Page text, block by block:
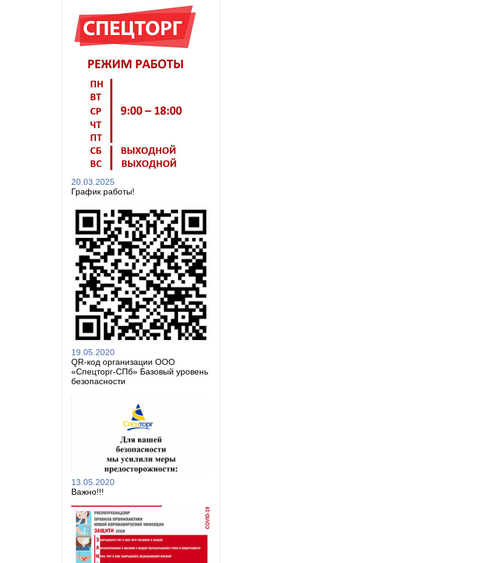
20.03.2025
График работы!
19.05.2020
QR-код организации ООО
«Спецторг-СПб» Базовый уровень
безопасности
13.05.2020
Важно!!!